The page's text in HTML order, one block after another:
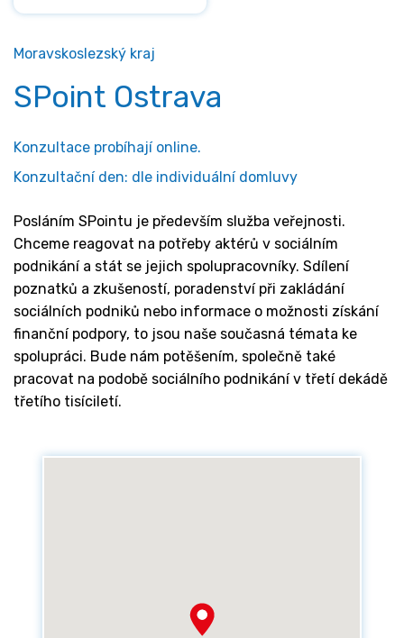
Moravskoslezský kraj
SPoint Ostrava
Konzultace probíhají online.
Konzultační den: dle individuální domluvy
Posláním SPointu je především služba veřejnosti.
Chceme reagovat na potřeby aktérů v sociálním
podnikání a stát se jejich spolupracovníky. Sdílení
poznatků a zkušeností, poradenství při zakládání
sociálních podniků nebo informace o možnosti získání
finanční podpory, to jsou naše současná témata ke
spolupráci. Bude nám potěšením, společně také
pracovat na podobě sociálního podnikání v třetí dekádě
třetího tisíciletí.